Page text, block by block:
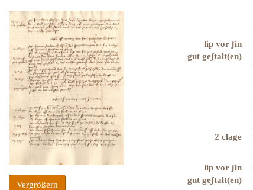
Vergrößern
lip vor ʃin
gut geʃtalt(en)
2 clage
lip vor ʃin
gut geʃtalt(en)